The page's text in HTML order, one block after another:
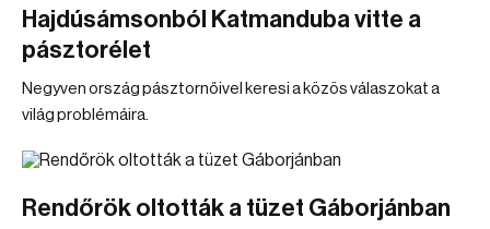
Hajdúsámsonból Katmanduba vitte a
pásztorélet
Negyven ország pásztornőivel keresi a közös válaszokat a
világ problémáira.
Rendőrök oltották a tüzet Gáborjánban